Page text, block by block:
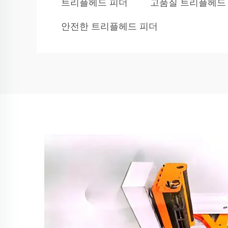
트리플헤드 피더 고품질 트리플헤
안전한 트리플헤드 피더